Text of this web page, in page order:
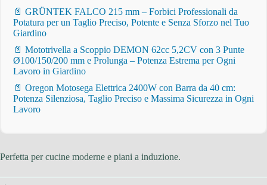
📄 GRÜNTEK FALCO 215 mm – Forbici Professionali da
Potatura per un Taglio Preciso, Potente e Senza Sforzo nel Tuo
Giardino
📄 Mototrivella a Scoppio DEMON 62cc 5,2CV con 3 Punte
Ø100/150/200 mm e Prolunga – Potenza Estrema per Ogni
Lavoro in Giardino
📄 Oregon Motosega Elettrica 2400W con Barra da 40 cm:
Potenza Silenziosa, Taglio Preciso e Massima Sicurezza in Ogni
Lavoro
Perfetta per cucine moderne e piani a induzione.